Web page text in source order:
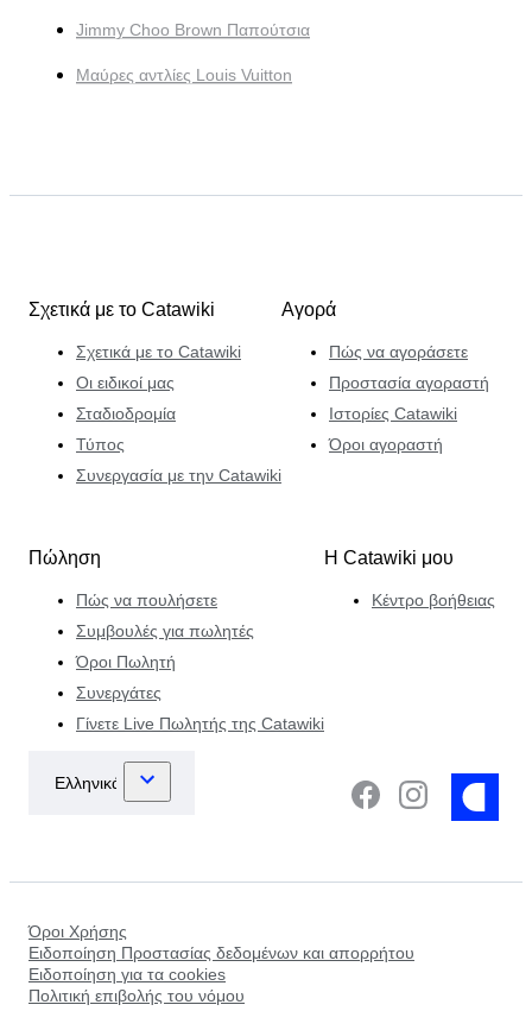
Jimmy Choo Brown Παπούτσια
Μαύρες αντλίες Louis Vuitton
Σχετικά με το Catawiki
Σχετικά με το Catawiki
Οι ειδικοί μας
Σταδιοδρομία
Τύπος
Συνεργασία με την Catawiki
Αγορά
Πώς να αγοράσετε
Προστασία αγοραστή
Ιστορίες Catawiki
Όροι αγοραστή
Πώληση
Πώς να πουλήσετε
Συμβουλές για πωλητές
Όροι Πωλητή
Συνεργάτες
Γίνετε Live Πωλητής της Catawiki
Η Catawiki μου
Κέντρο βοήθειας
Όροι Χρήσης
Ειδοποίηση Προστασίας δεδομένων και απορρήτου
Ειδοποίηση για τα cookies
Πολιτική επιβολής του νόμου